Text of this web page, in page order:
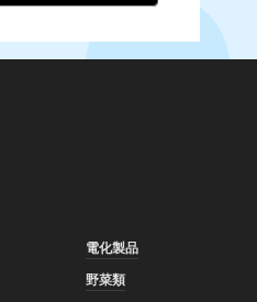
電化製品
野菜類